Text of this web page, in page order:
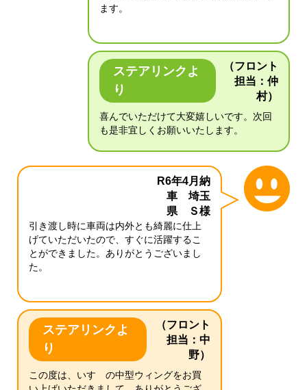
ます。
ステアリンクよ
り
（フロント
担当：仲
村）
喜んでいただけて大変嬉しいです。次回
も是非宜しくお願いいたします。
R6年4月納
車 埼玉
県 Ｓ様
引き渡し時に車両は内外とも綺麗に仕上
げていただいたので、すぐに活躍するこ
とができました。ありがとうございまし
た。
ステアリンクよ
り
（フロント
担当：中
野）
この度は、いすゞの中型ウィングをお買